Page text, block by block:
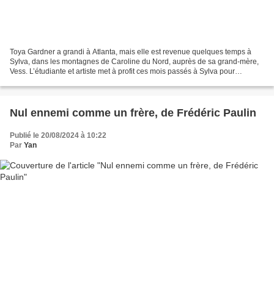
Toya Gardner a grandi à Atlanta, mais elle est revenue quelques temps à
Sylva, dans les montagnes de Caroline du Nord, auprès de sa grand-mère,
Vess. L’étudiante et artiste met à profit ces mois passés à Sylva pour
Nul ennemi comme un frère, de Frédéric Paulin
Publié le 20/08/2024 à 10:22
Par Yan